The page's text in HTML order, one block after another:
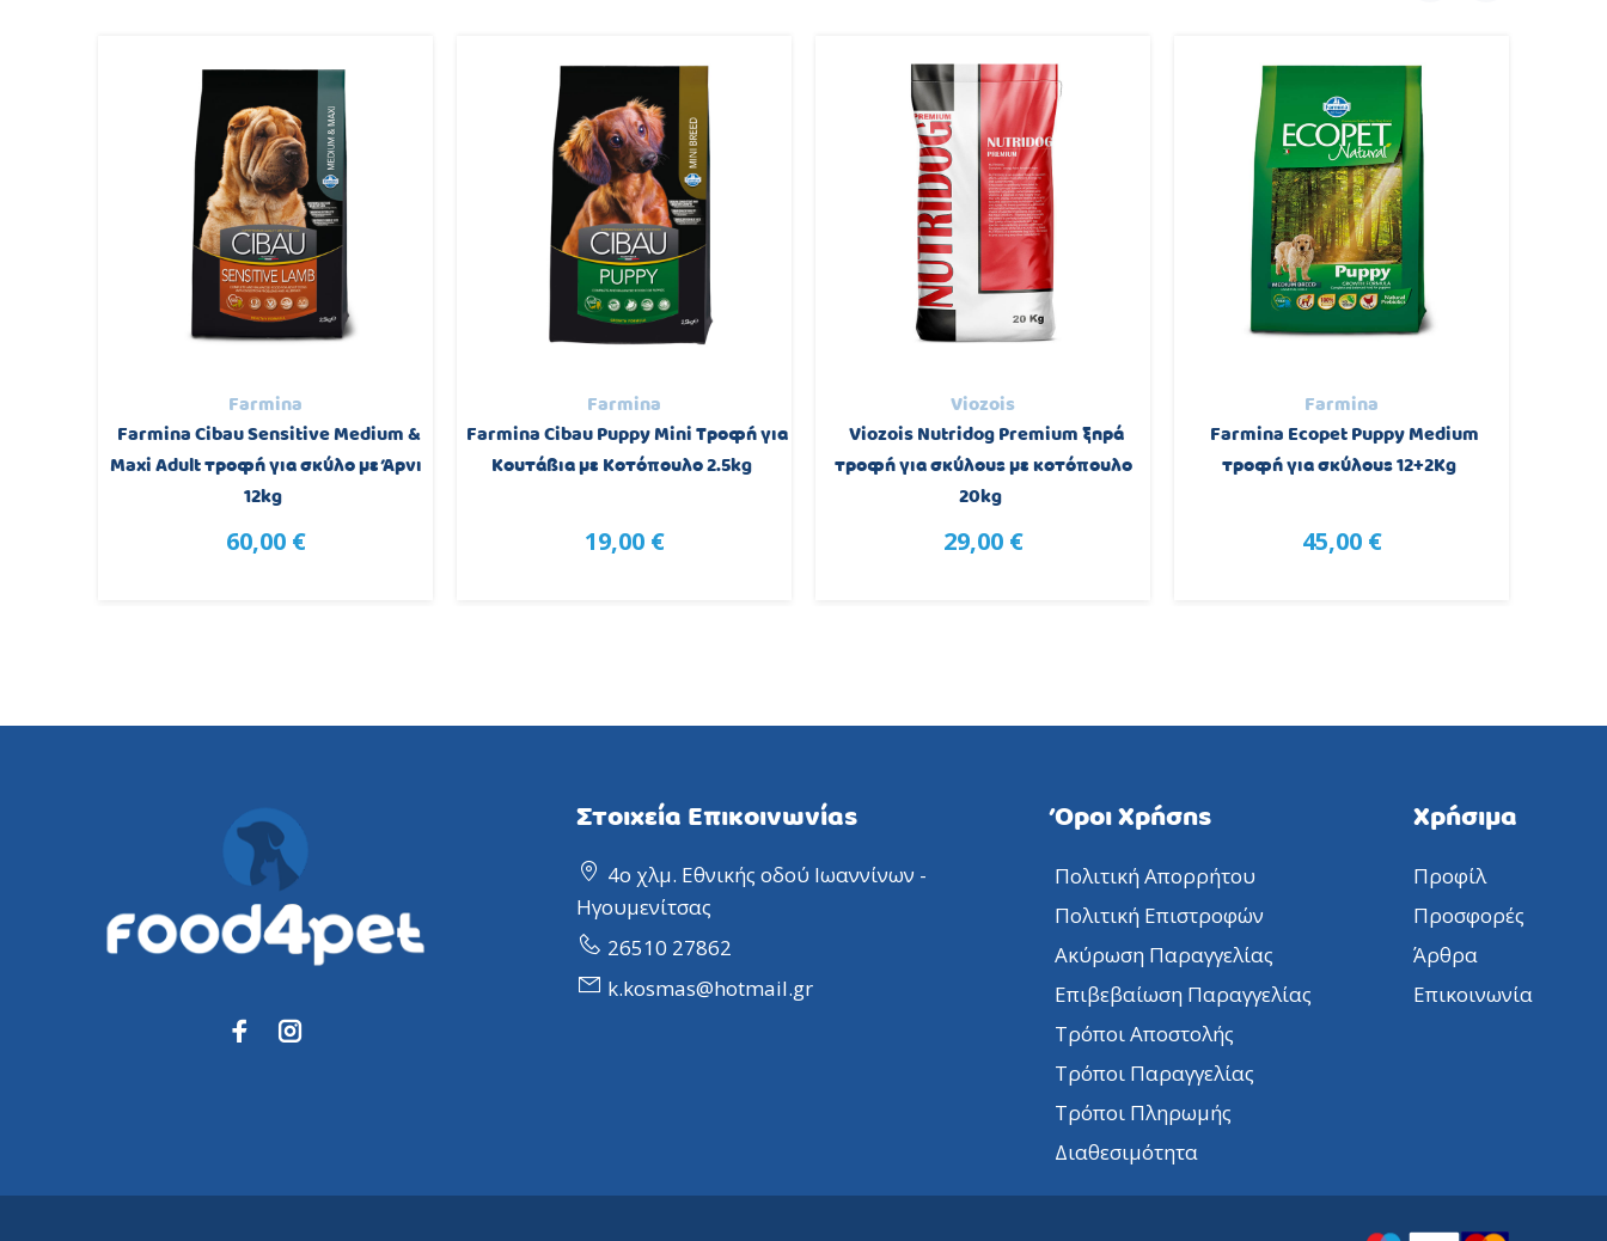
Farmina
Farmina Cibau Sensitive Medium &
Maxi Adult τροφή για σκύλο με Άρνι
12kg
60,00 €
Farmina
Farmina Cibau Puppy Mini Τροφή για
Κουτάβια με Κοτόπουλο 2.5kg
19,00 €
Viozois
Viozois Nutridog Premium ξηρά
τροφή για σκύλους με κοτόπουλο
20kg
29,00 €
Farmina
Farmina Ecopet Puppy Medium
τροφή για σκύλους 12+2Kg
45,00 €
Στοιχεία Επικοινωνίας
4ο χλμ. Εθνικής οδού Ιωαννίνων -
Ηγουμενίτσας
26510 27862
k.kosmas@hotmail.gr
Όροι Χρήσης
Πολιτική Απορρήτου
Πολιτική Επιστροφών
Ακύρωση Παραγγελίας
Επιβεβαίωση Παραγγελίας
Τρόποι Αποστολής
Τρόποι Παραγγελίας
Τρόποι Πληρωμής
Διαθεσιμότητα
Χρήσιμα
Προφίλ
Προσφορές
Άρθρα
Επικοινωνία